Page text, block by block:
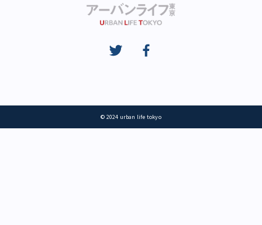
© 2024 urban life tokyo